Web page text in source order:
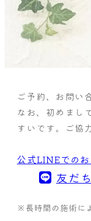
ご予約、お問い
なお、初めまし
すいです。ご協
公式LINEでの
友だ
※長時間の施術に